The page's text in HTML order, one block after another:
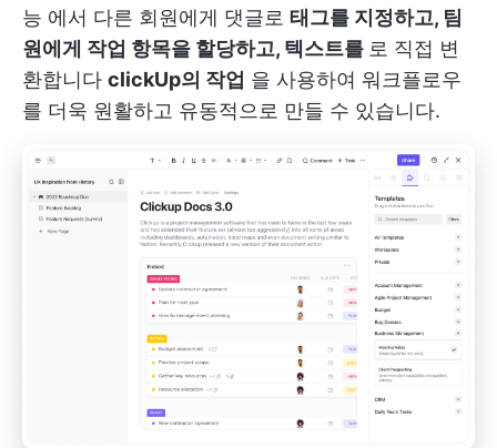
능 에서 다른 회원에게 댓글로 태그를 지정하고, 팀
원에게 작업 항목을 할당하고, 텍스트를 로 직접 변
환합니다 clickUp의 작업 을 사용하여 워크플로우
를 더욱 원활하고 유동적으로 만들 수 있습니다.